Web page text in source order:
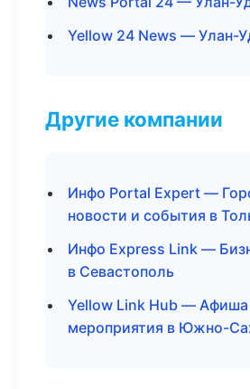
Yellow 24 News — Улан-
Другие компании
Инфо Portal Expert —
новости и события в
Инфо Express Link —
в Севастополь
Yellow Link Hub — Афиша
мероприятия в Южно-